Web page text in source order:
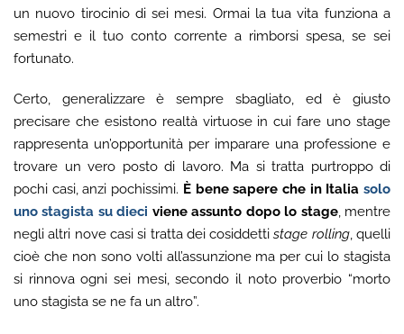
un nuovo tirocinio di sei mesi. Ormai la tua vita funziona a
semestri e il tuo conto corrente a rimborsi spesa, se sei
fortunato.
Certo, generalizzare è sempre sbagliato, ed è giusto
precisare che esistono realtà virtuose in cui fare uno stage
rappresenta un’opportunità per imparare una professione e
trovare un vero posto di lavoro. Ma si tratta purtroppo di
pochi casi, anzi pochissimi. È bene sapere che in Italiasolo
uno stagista su dieci viene assunto dopo lo stage, mentre
negli altri nove casi si tratta dei cosiddettistage rolling, quelli
cioè che non sono volti all’assunzione ma per cui lo stagista
si rinnova ogni sei mesi, secondo il noto proverbio “morto
uno stagista se ne fa un altro”.